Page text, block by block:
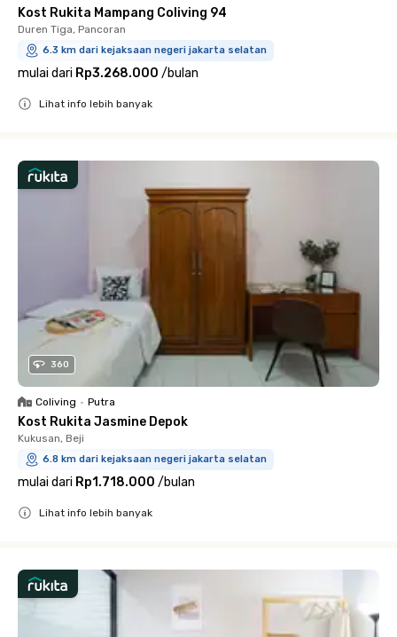
Kost Rukita Mampang Coliving 94
Duren Tiga, Pancoran
6.3 km dari kejaksaan negeri jakarta selatan
mulai dari Rp3.268.000 /bulan
Lihat info lebih banyak
360
Coliving • Putra
Kost Rukita Jasmine Depok
Kukusan, Beji
6.8 km dari kejaksaan negeri jakarta selatan
mulai dari Rp1.718.000 /bulan
Lihat info lebih banyak